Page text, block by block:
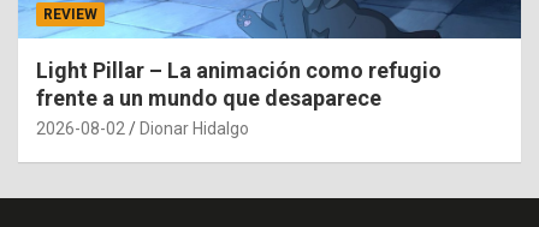
REVIEW
Light Pillar – La animación como refugio
frente a un mundo que desaparece
2026-08-02 Dionar Hidalgo